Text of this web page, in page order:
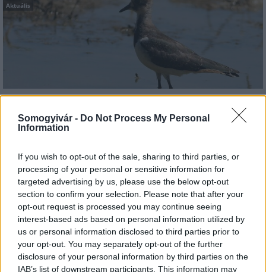
Somogyivár - Do Not Process My Personal
Information
If you wish to opt-out of the sale, sharing to third parties, or
processing of your personal or sensitive information for
targeted advertising by us, please use the below opt-out
section to confirm your selection. Please note that after your
opt-out request is processed you may continue seeing
interest-based ads based on personal information utilized by
us or personal information disclosed to third parties prior to
your opt-out. You may separately opt-out of the further
disclosure of your personal information by third parties on the
IAB’s list of downstream participants. This information may
Aktuális
vadállományt a somogyi erdőkben
Helyi hírek